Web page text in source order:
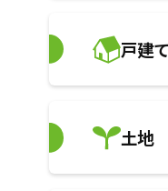
戸建て
土地